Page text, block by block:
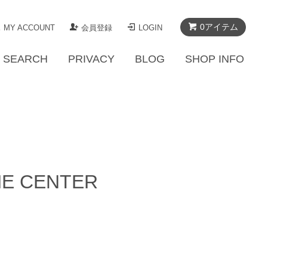
0アイテム
MY ACCOUNT 会員登録 LOGIN
SEARCH PRIVACY BLOG SHOP INFO
CENTER